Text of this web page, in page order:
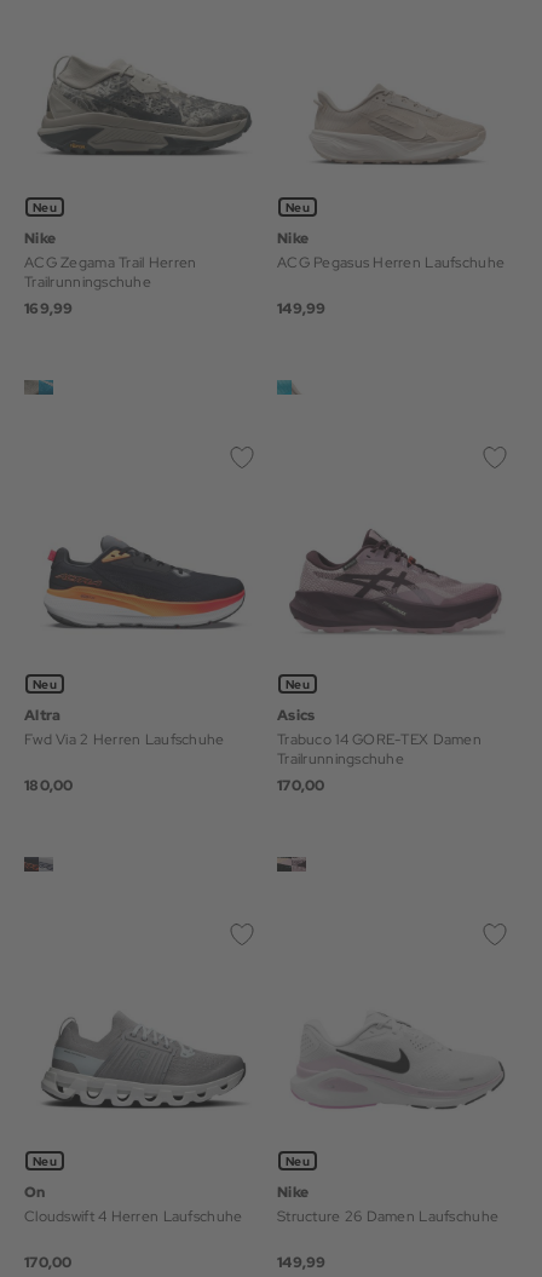
Neu
Nike
ACG Zegama Trail Herren
Trailrunningschuhe
169,99
Neu
Nike
ACG Pegasus Herren Laufschuhe
149,99
Neu
Altra
Fwd Via 2 Herren Laufschuhe
180,00
Neu
Asics
Trabuco 14 GORE-TEX Damen
Trailrunningschuhe
170,00
Neu
On
Cloudswift 4 Herren Laufschuhe
170,00
Neu
Nike
Structure 26 Damen Laufschuhe
149,99